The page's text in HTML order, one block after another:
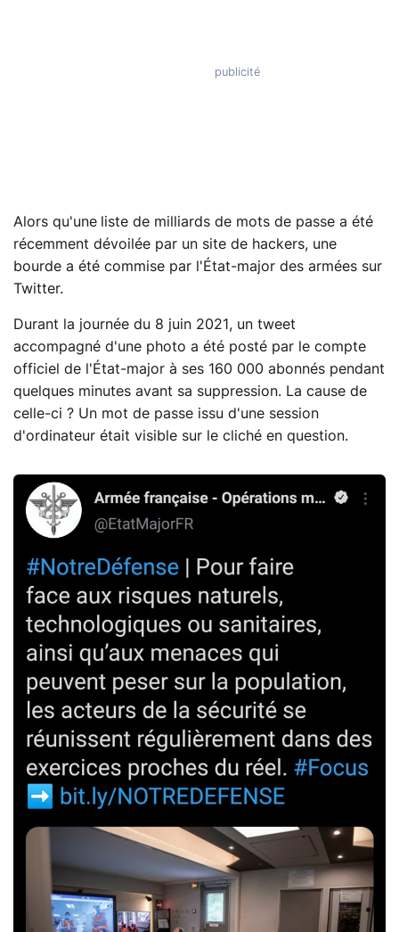
Alors qu'une liste de milliards de mots de passe a été
récemment dévoilée par un site de hackers, une
bourde a été commise par l'État-major des armées sur
Twitter.
Durant la journée du 8 juin 2021, un tweet
accompagné d'une photo a été posté par le compte
officiel de l'État-major à ses 160 000 abonnés pendant
quelques minutes avant sa suppression. La cause de
celle-ci ? Un mot de passe issu d'une session
d'ordinateur était visible sur le cliché en question.